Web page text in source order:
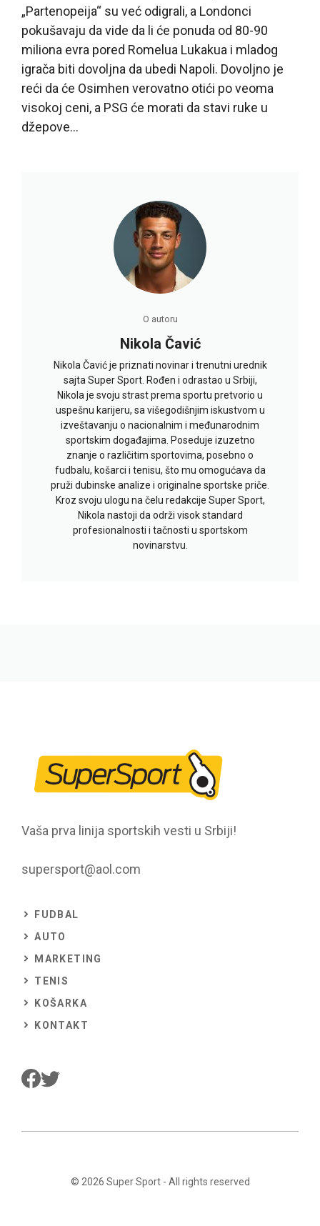
„Partenopeija“ su već odigrali, a Londonci
pokušavaju da vide da li će ponuda od 80-90
miliona evra pored Romelua Lukakua i mladog
igrača biti dovoljna da ubedi Napoli. Dovoljno je
reći da će Osimhen verovatno otići po veoma
visokoj ceni, a PSG će morati da stavi ruke u
džepove…
O autoru
Nikola Čavić
Nikola Čavić je priznati novinar i trenutni urednik
sajta Super Sport. Rođen i odrastao u Srbiji,
Nikola je svoju strast prema sportu pretvorio u
uspešnu karijeru, sa višegodišnjim iskustvom u
izveštavanju o nacionalnim i međunarodnim
sportskim događajima. Poseduje izuzetno
znanje o različitim sportovima, posebno o
fudbalu, košarci i tenisu, što mu omogućava da
pruži dubinske analize i originalne sportske priče.
Kroz svoju ulogu na čelu redakcije Super Sport,
Nikola nastoji da održi visok standard
profesionalnosti i tačnosti u sportskom
novinarstvu.
Vaša prva linija sportskih vesti u Srbiji!
supersport@aol.com
FUDBAL
AUTO
MARKETING
TENIS
KOŠARKA
KONTAKT
© 2026 Super Sport- All rights reserved